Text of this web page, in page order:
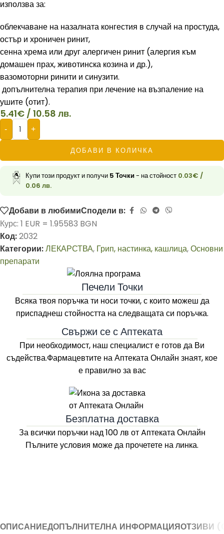
използва за:
облекчаване на назалната конгестия в случай на простуда,
остър и хроничен ринит,
сенна хрема или друг алергичен ринит (алергия към
домашен прах, животинска козина и др.),
вазомоторни ринити и синузити.
допълнителна терапия при лечение на възпаление на
ушите (отит).
5.41€ / 10.58 лв.
- +
ДОБАВИ В КОЛИЧКА
Купи този продукт и получи 5 Точки- на стойност 0.03€ /
0.06 лв.
Добави в любимиСподели в:
Курс: 1 EUR = 1.95583 BGN
Код:2032
Категории:ЛЕКАРСТВА, Грип, настинка, кашлица,Основни
препарати
Печели Точки
Всяка твоя поръчка ти носи точки, с които можеш да
приспаднеш стойността на следващата си поръчка.
Свържи се с Аптеката
При необходимост, наш специалист е готов да Ви
съдейства.Фармацевтите наАптеката Онлайн знаят, кое
е правилно за вас
Безплатна доставка
За всички поръчки над 100 лв от Aптеката Онлайн
Пълните условия може да прочетете на линка.
ОПИСАНИЕДОПЪЛНИТЕЛНА ИНФОРМАЦИЯОТЗИВИ